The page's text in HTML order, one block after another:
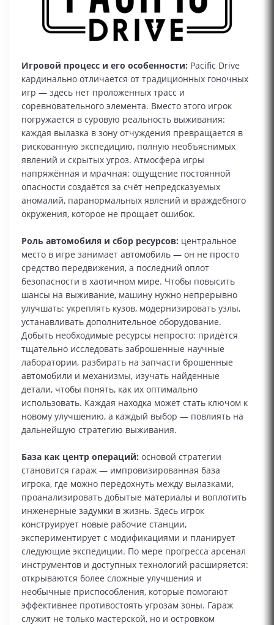
Игровой процесс и его особенности: Pacific Drive
кардинально отличается от традиционных гоночных
игр — здесь нет проложенных трасс и
соревновательного элемента. Вместо этого игрок
погружается в суровую реальность выживания:
каждая вылазка в зону отчуждения превращается в
рискованную экспедицию, полную необъяснимых
явлений и скрытых угроз. Атмосфера игры
напряжённая и мрачная: ощущение постоянной
опасности создаётся за счёт непредсказуемых
аномалий, паранормальных явлений и враждебного
окружения, которое не прощает ошибок.
Роль автомобиля и сбор ресурсов: центральное
место в игре занимает автомобиль — он не просто
средство передвижения, а последний оплот
безопасности в хаотичном мире. Чтобы повысить
шансы на выживание, машину нужно непрерывно
улучшать: укреплять кузов, модернизировать узлы,
устанавливать дополнительное оборудование.
Добыть необходимые ресурсы непросто: придётся
тщательно исследовать заброшенные научные
лаборатории, разбирать на запчасти брошенные
автомобили и механизмы, изучать найденные
детали, чтобы понять, как их оптимально
использовать. Каждая находка может стать ключом к
новому улучшению, а каждый выбор — повлиять на
дальнейшую стратегию выживания.
База как центр операций: основой стратегии
становится гараж — импровизированная база
игрока, где можно передохнуть между вылазками,
проанализировать добытые материалы и воплотить
инженерные задумки в жизнь. Здесь игрок
конструирует новые рабочие станции,
экспериментирует с модификациями и планирует
следующие экспедиции. По мере прогресса арсенал
инструментов и доступных технологий расширяется:
открываются более сложные улучшения и
необычные приспособления, которые помогают
эффективнее противостоять угрозам зоны. Гараж
служит не только мастерской, но и островком